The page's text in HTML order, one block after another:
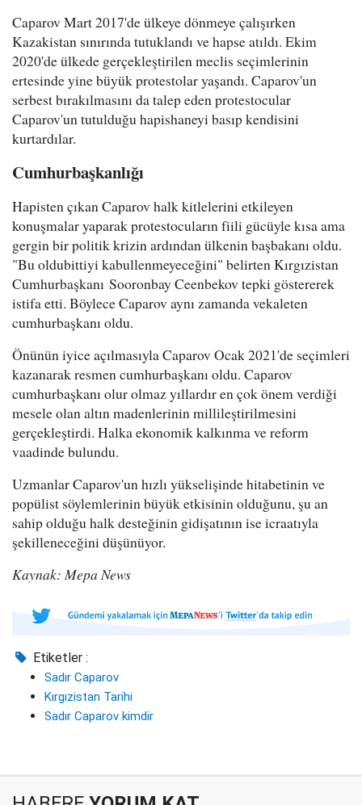
Caparov Mart 2017'de ülkeye dönmeye çalışırken
Kazakistan sınırında tutuklandı ve hapse atıldı. Ekim
2020'de ülkede gerçekleştirilen meclis seçimlerinin
ertesinde yine büyük protestolar yaşandı. Caparov'un
serbest bırakılmasını da talep eden protestocular
Caparov'un tutulduğu hapishaneyi basıp kendisini
kurtardılar.
Cumhurbaşkanlığı
Hapisten çıkan Caparov halk kitlelerini etkileyen
konuşmalar yaparak protestocuların fiili gücüyle kısa ama
gergin bir politik krizin ardından ülkenin başbakanı oldu.
"Bu oldubittiyi kabullenmeyeceğini" belirten Kırgızistan
Cumhurbaşkanı Sooronbay Ceenbekov tepki göstererek
istifa etti. Böylece Caparov aynı zamanda vekaleten
cumhurbaşkanı oldu.
Önünün iyice açılmasıyla Caparov Ocak 2021'de seçimleri
kazanarak resmen cumhurbaşkanı oldu. Caparov
cumhurbaşkanı olur olmaz yıllardır en çok önem verdiği
mesele olan altın madenlerinin millileştirilmesini
gerçekleştirdi. Halka ekonomik kalkınma ve reform
vaadinde bulundu.
Uzmanlar Caparov'un hızlı yükselişinde hitabetinin ve
popülist söylemlerinin büyük etkisinin olduğunu, şu an
sahip olduğu halk desteğinin gidişatının ise icraatıyla
şekilleneceğini düşünüyor.
Kaynak: Mepa News
Etiketler :
Sadır Caparov
Kırgızistan Tarihi
Sadır Caparov kimdir